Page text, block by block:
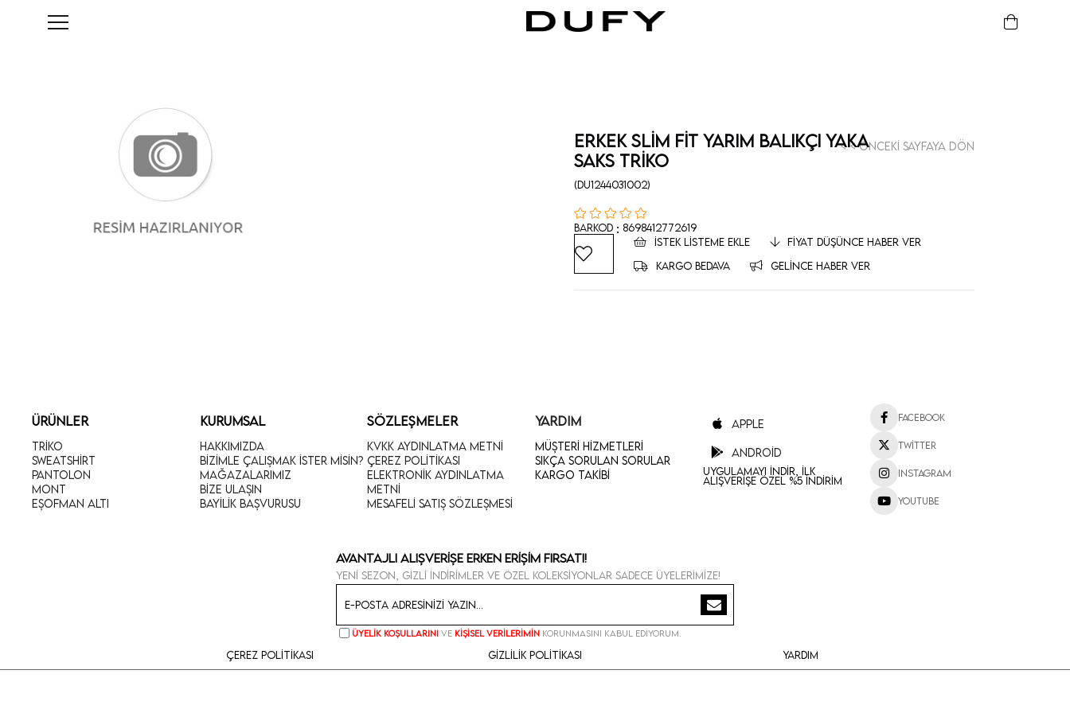
< < Önceki Sayfaya Dön
Erkek Slim Fit Yarım Balıkçı Yaka
Saks Triko
(DU1244031002)
Barkod : 8698412772619
İSTEK LISTEME EKLE
FIYAT DÜŞÜNCE HABER VER
KARGO BEDAVA
GELINCE HABER VER
ÜRÜNLER
Triko
Sweatshirt
Pantolon
Mont
Eşofman Altı
KURUMSAL
Hakkımızda
Bizimle Çalışmak İster Misin?
Mağazalarımız
Bize Ulaşın
Bayilik Başvurusu
SÖZLEŞMELER
KVKK Aydınlatma Metni
Çerez Politikası
Elektronik Aydınlatma
Metni
Mesafeli Satış Sözleşmesi
YARDIM
Müşteri Hizmetleri
Sıkça Sorulan Sorular
Kargo Takibi
Apple
Android
Uygulamayı İndir, İlk
Alışverişe Özel %5 İndirim
Facebook
Twitter
Instagram
Youtube
Avantajlı Alışverişe Erken Erişim Fırsatı!
Yeni sezon, gizli indirimler ve özel koleksiyonlar sadece üyelerimize!
Üyelik koşullarını ve kişisel verilerimin korunmasını kabul ediyorum.
Çerez Politikası Gizlilik Politikası Yardım